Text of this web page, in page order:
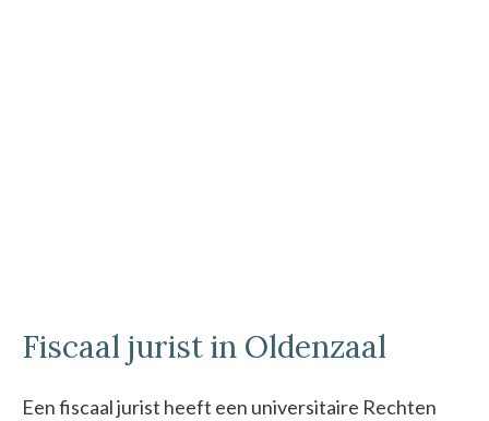
Fiscaal jurist in Oldenzaal
Een fiscaal jurist heeft een universitaire Rechten